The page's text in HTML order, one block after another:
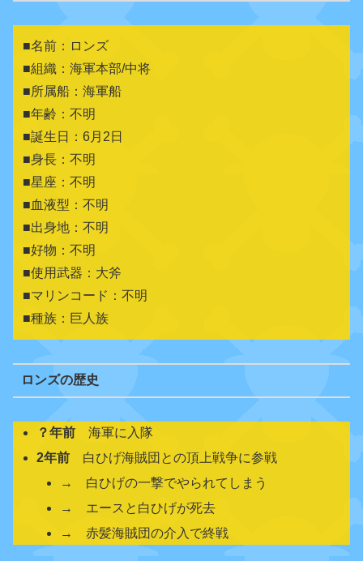
■名前：ロンズ
■組織：海軍本部/中将
■所属船：海軍船
■年齢：不明
■誕生日：6月2日
■身長：不明
■星座：不明
■血液型：不明
■出身地： 不明
■好物：不明
■使用武器：大斧
■マリンコード：不明
■種族：巨人族
ロンズの歴史
？年前 海軍に入隊
2年前 白ひげ海賊団との頂上戦争に参戦
→ 白ひげの一撃でやられてしまう
→ エースと白ひげが死去
→ 赤髪海賊団の介入で終戦